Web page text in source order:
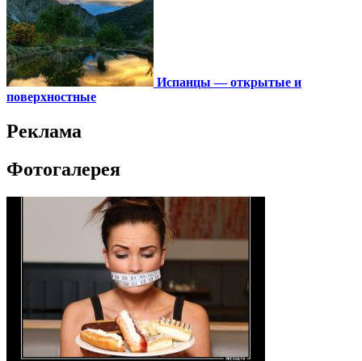
Испанцы — открытые и
поверхностные
Реклама
Фотогалерея